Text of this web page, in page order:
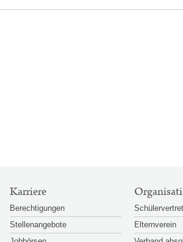
Karriere
Berechtigungen
Stellenangebote
Elternverein